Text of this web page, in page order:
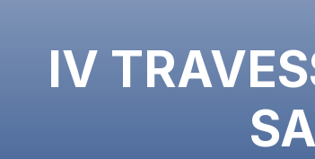
IV